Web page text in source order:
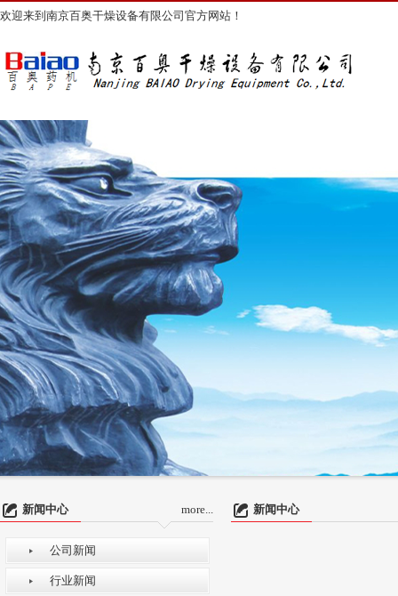
欢迎来到南京百奥干燥设备有限公司官方网站！
新闻中心 more...
公司新闻
行业新闻
新闻中心